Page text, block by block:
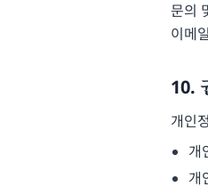
문의
이메
10.
개인
개
개